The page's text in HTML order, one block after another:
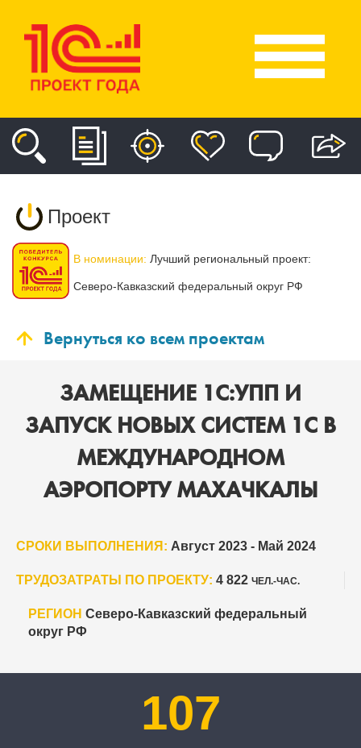
Проект
В номинации: Лучший региональный проект:
Северо-Кавказский федеральный округ РФ
Вернуться ко всем проектам
ЗАМЕЩЕНИЕ 1С:УПП И
ЗАПУСК НОВЫХ СИСТЕМ 1С В
МЕЖДУНАРОДНОМ
АЭРОПОРТУ МАХАЧКАЛЫ
СРОКИ ВЫПОЛНЕНИЯ: Август 2023 - Май 2024
ТРУДОЗАТРАТЫ ПО ПРОЕКТУ: 4 822 ЧЕЛ.-ЧАС.
РЕГИОН Северо-Кавказский федеральный
округ РФ
107